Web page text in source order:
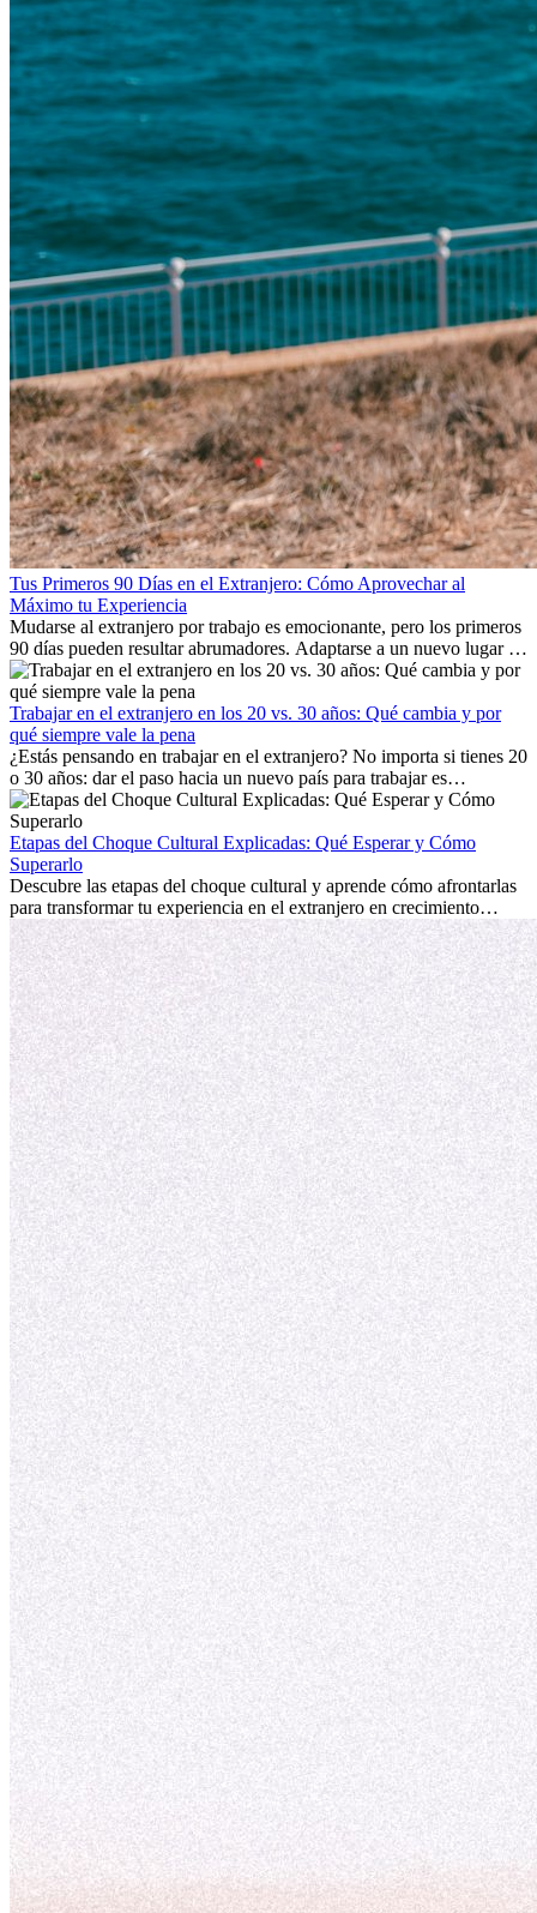
Tus Primeros 90 Días en el Extranjero: Cómo Aprovechar al
Máximo tu Experiencia
Mudarse al extranjero por trabajo es emocionante, pero los primeros
90 días pueden resultar abrumadores. Adaptarse a un nuevo lugar de
trabajo, construir una vida social, comprender la cultura local y lidiar
con la nostalgia son parte del proceso. Esta guía para expatriados te
mostrará cómo aprovechar al máximo tus primeros meses en el
extranjero, asegurando tanto éxito profesional como crecimiento
personal.
Trabajar en el extranjero en los 20 vs. 30 años: Qué cambia y por
qué siempre vale la pena
¿Estás pensando en trabajar en el extranjero? No importa si tienes 20
o 30 años: dar el paso hacia un nuevo país para trabajar es
emocionante y, a veces, desafiante. Muchas personas se preguntan si
la edad marca la diferencia. La verdad es que la experiencia
internacional siempre vale la pena. Puede impulsar tu carrera,
fomentar tu crecimiento personal y ofrecerte valiosas perspectivas
culturales que transforman tu vida.
Etapas del Choque Cultural Explicadas: Qué Esperar y Cómo
Superarlo
Descubre las etapas del choque cultural y aprende cómo afrontarlas
para transformar tu experiencia en el extranjero en crecimiento
personal y adaptación exitosa.